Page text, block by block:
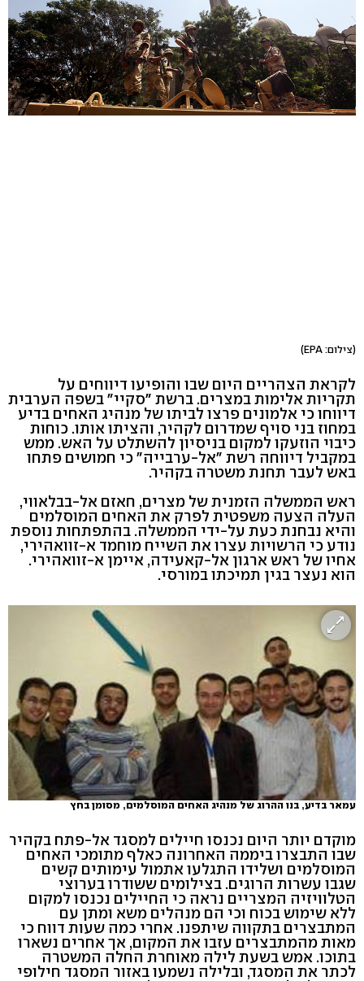
(צילום: EPA)
לקראת הצהריים היום שבו והופיעו דיווחים על
תקריות אלימות במצרים. ברשת "סקיי" בשפה הערבית
דיווחו כי אלמונים פרצו לביתו של מנהיג האחים בדיע
במחוז בני סויף שמדרום לקהיר, והציתו אותו. כוחות
כיבוי הוזעקו למקום בניסיון להשתלט על האש. ממש
במקביל דיווחה רשת "אל-ערבייה" כי חמושים פתחו
באש לעבר תחנת משטרה בקהיר.
ראש הממשלה הזמנית של מצרים, חאזם אל-בבלאווי,
העלה הצעה משפטית לפרק את האחים המוסלמים
והיא נבחנת כעת על-ידי הממשלה. בהתפתחות נוספת
נודע כי הרשויות עצרו את השייח מוחמד א-זוואהירי,
אחיו של ראש ארגון אל-קאעידה, איימן א-זוואהירי.
הוא נעצר בגין תמיכתו במורסי.
עמאר בדיע, בנו ההרוג של מנהיג האחים המוסלמים, מסומן בחץ
מוקדם יותר היום נכנסו חיילים למסגד אל-פתח בקהיר
שבו התבצרו ביממה האחרונה כאלף מתומכי האחים
המוסלמים ושלידו התגלעו אתמול עימותים קשים
שגבו עשרות הרוגים. בצילומים ששודרו בערוצי
הטלוויזיה המצריים נראה כי החיילים נכנסו למקום
ללא שימוש בכוח וכי הם מנהלים משא ומתן עם
המתבצרים בתקווה שיתפנו. אחרי כמה שעות דווח כי
מאות מהמתבצרים עזבו את המקום, אך אחרים נשארו
בתוכו. אמש בשעת לילה מאוחרת החלה המשטרה
לכתר את המסגד, ובלילה נשמעו באזור המסגד חילופי